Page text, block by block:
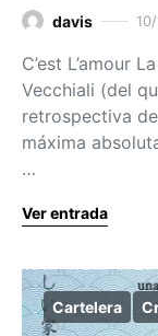
davis
C’est L’amour
Vecchiali (del
retrospectiva
máxima
…
Ver entrada
Cartelera